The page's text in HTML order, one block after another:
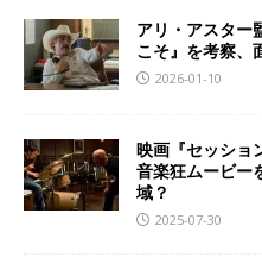
アリ・アスター
こそ』を考察、
2026-01-10
映画『セッショ
音楽狂ムービー
域？
2025-07-30